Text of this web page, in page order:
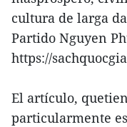
cultura de larga
Partido Nguyen
https://
El artículo,
particularmente